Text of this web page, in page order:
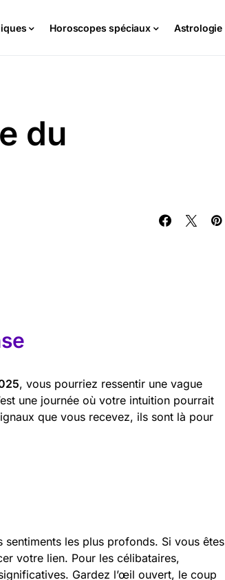
Horoscopes spéciaux Astrologie
du
, vous pourriez ressentir une vague
une journée où votre intuition pourrait
que vous recevez, ils sont là pour
sentiments les plus profonds. Si vous êtes
votre lien. Pour les célibataires,
Gardez l’œil ouvert, le coup